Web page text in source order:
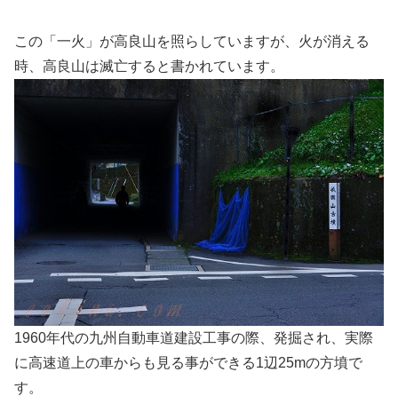
この「一火」が高良山を照らしていますが、火が消える
時、高良山は滅亡すると書かれています。
1960年代の九州自動車道建設工事の際、発掘され、実際
に高速道上の車からも見る事ができる1辺25mの方墳で
す。